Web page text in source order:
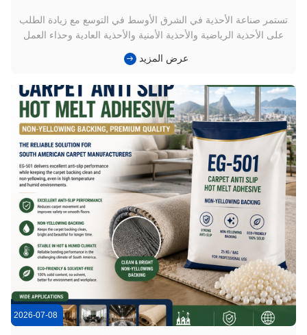
تستمر صناعة الأحذية في الشرق الأوسط في التوسع مع زيادة الطلب
على الأحذية الرياضية والأحذية الأمنية والأحذية العادية وحذاء العمل
هيكلية حاسمة تؤثر على الحفاظ على شكل الحذاء والدعم العام.
عرض المزيد
2026-07-08